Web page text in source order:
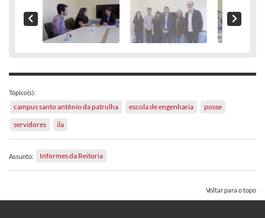
Tópico(s):
campus santo antônio da patrulha escola de engenharia
posse
servidores
ila
Assunto: Informes da Reitoria
Voltar para o topo